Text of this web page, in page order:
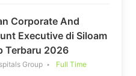
Corporate And
Executive di Siloam
Terbaru 2026
Group Full Time